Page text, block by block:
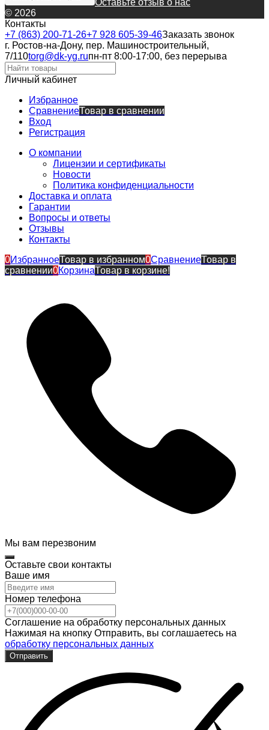
© 2026
Контакты
+7 (863) 200-71-26+7 928 605-39-46Заказать звонок
г. Ростов-на-Дону, пер. Машиностроительный,
7/110torg@dk-yg.ruпн-пт 8:00-17:00, без перерыва
Личный кабинет
Избранное
СравнениеТовар в сравнении
Вход
Регистрация
О компании
Лицензии и сертификаты
Новости
Политика конфиденциальности
Доставка и оплата
Гарантии
Вопросы и ответы
Отзывы
Контакты
0ИзбранноеТовар в избранном0СравнениеТовар в
сравнении0КорзинаТовар в корзине!
Мы вам перезвоним
Оставьте свои контакты
Ваше имя
Номер телефона
Соглашение на обработку персональных данных
Нажимая на кнопку Отправить, вы соглашаетесь на
обработку персональных данных
Отправить